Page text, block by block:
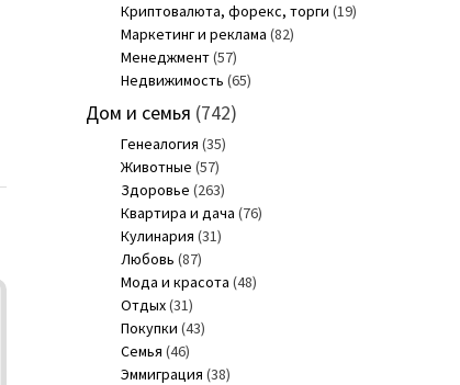
Криптовалюта, форекс, торги (19)
Маркетинг и реклама (82)
Менеджмент(57)
Недвижимость (65)
Дом и семья (742)
Генеалогия (35)
Животные (57)
Здоровье (263)
Квартира и дача (76)
Кулинария (31)
Любовь (87)
Мода и красота (48)
Отдых(31)
Покупки (43)
Семья (46)
Эммиграция (38)